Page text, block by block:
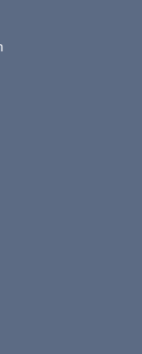
mit regionalen &
von